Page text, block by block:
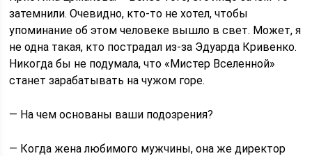
затемнили. Очевидно, кто-то не хотел, чтобы
упоминание об этом человеке вышло в свет. Может, я
не одна такая, кто пострадал из-за Эдуарда Кривенко.
Никогда бы не подумала, что «Мистер Вселенной»
станет зарабатывать на чужом горе.
— На чем основаны ваши подозрения?
— Когда жена любимого мужчины, она же директор